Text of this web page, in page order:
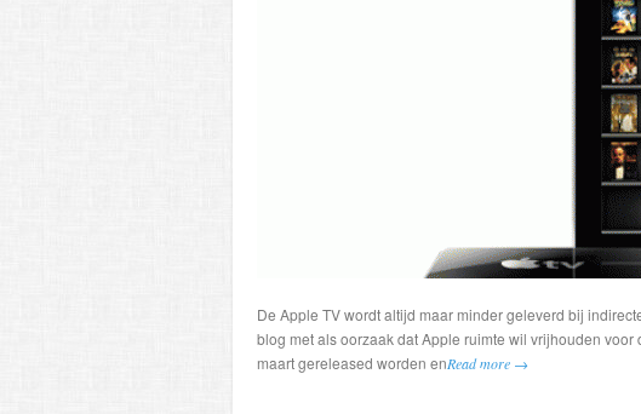
De Apple TV wordt altijd maar minder geleverd bij
blog met als oorzaak dat Apple ruimte wil vrijhouden
maart gereleased worden enRead more →